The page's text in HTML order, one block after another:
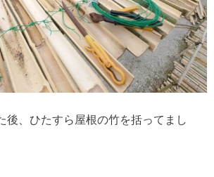
後、ひたすら屋根の竹を括ってまし